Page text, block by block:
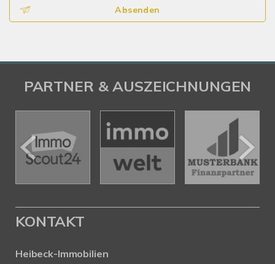
Absenden
PARTNER & AUSZEICHNUNGEN
KONTAKT
Heibeck-Immobilien